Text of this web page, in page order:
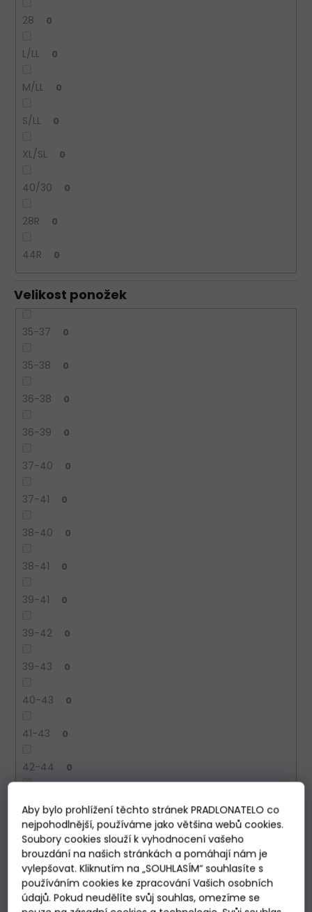
Aby bylo prohlížení těchto stránek PRADLONATELO co
nejpohodlnější, používáme jako většina webů cookies.
Soubory cookies slouží k vyhodnocení vašeho
brouzdání na našich stránkách a pomáhají nám je
vylepšovat. Kliknutím na „SOUHLASÍM“ souhlasíte s
používáním cookies ke zpracování Vašich osobních
údajů. Pokud neudělíte svůj souhlas, omezíme se
28 0
L/LL 0
M/LL 0
S/LL 0
XL/SL 0
40/30 0
28R 0
44R 0
Velikost ponožek
35-37 0
35-38 0
36-38 0
36-39 0
37-40 0
37-41 0
38-40 0
38-41 0
39-41 0
39-42 0
39-43 0
40-43 0
41-43 0
42-44 0
43-46 0
44-46 0
45-47 0